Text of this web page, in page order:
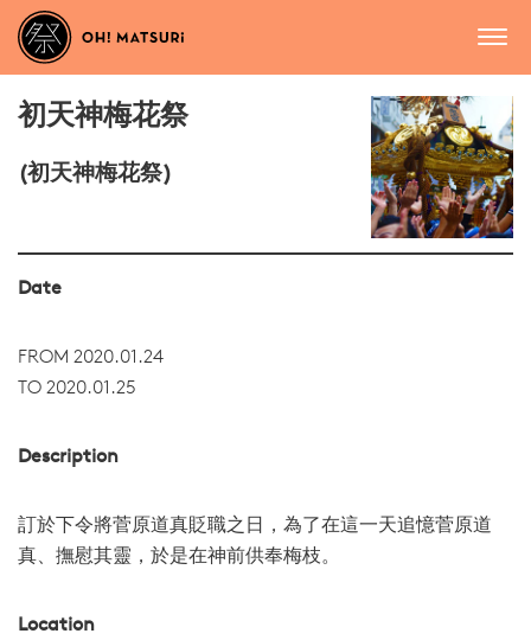
初天神梅花祭
(初天神梅花祭)
Date
FROM 2020.01.24
TO 2020.01.25
Description
訂於下令將菅原道真貶職之日，為了在這一天追憶菅原道
真、撫慰其靈，於是在神前供奉梅枝。
Location